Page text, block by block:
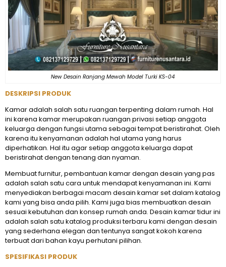
New Desain Ranjang Mewah Model Turki KS-04
DESKRIPSI PRODUK
Kamar adalah salah satu ruangan terpenting dalam rumah. Hal
ini karena kamar merupakan ruangan privasi setiap anggota
keluarga dengan fungsi utama sebagai tempat beristirahat. Oleh
karena itu kenyamanan adalah hal utama yang harus
diperhatikan. Hal itu agar setiap anggota keluarga dapat
beristirahat dengan tenang dan nyaman.
Membuat furnitur, pembantuan kamar dengan desain yang pas
adalah salah satu cara untuk mendapat kenyamanan ini. Kami
menyediakan berbagai macam desain kamar set dalam katalog
kami yang bisa anda pilih. Kami juga bias membuatkan desain
sesuai kebutuhan dan konsep rumah anda. Desain kamar tidur ini
adalah salah satu katalog produksi terbaru kami dengan desain
yang sederhana elegan dan tentunya sangat kokoh karena
terbuat dari bahan kayu perhutani pilihan.
SPESIFIKASI PRODUK